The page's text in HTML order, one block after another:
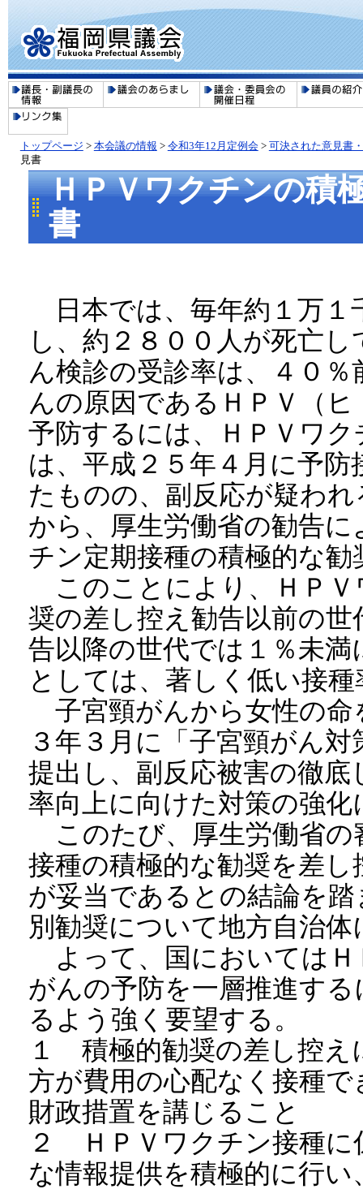
トップページ > 本会議の情報 > 令和3年12月定例会> 可決された意見書
見書
ＨＰＶワクチンの積
書
日本では、毎年約１万１
し、約２８００人が死亡
ん検診の受診率は、４０
んの原因であるＨＰＶ（
予防するには、ＨＰＶワ
は、平成２５年４月に予
たものの、副反応が疑わ
から、厚生労働省の勧告
チン定期接種の積極的な
このことにより、ＨＰＶ
奨の差し控え勧告以前の
告以降の世代では１％未
としては、著しく低い接
子宮頸がんから女性の命
３年３月に「子宮頸がん
提出し、副反応被害の徹
率向上に向けた対策の強
このたび、厚生労働省の
接種の積極的な勧奨を差
が妥当であるとの結論を
別勧奨について地方自治
よって、国においてはＨ
がんの予防を一層推進す
るよう強く要望する。
１ 積極的勧奨の差し控え
方が費用の心配なく接種
財政措置を講じること
２ ＨＰＶワクチン接種に
な情報提供を積極的に行